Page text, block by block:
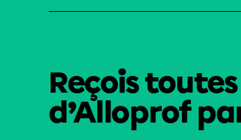
Reçois
d’Alloprof